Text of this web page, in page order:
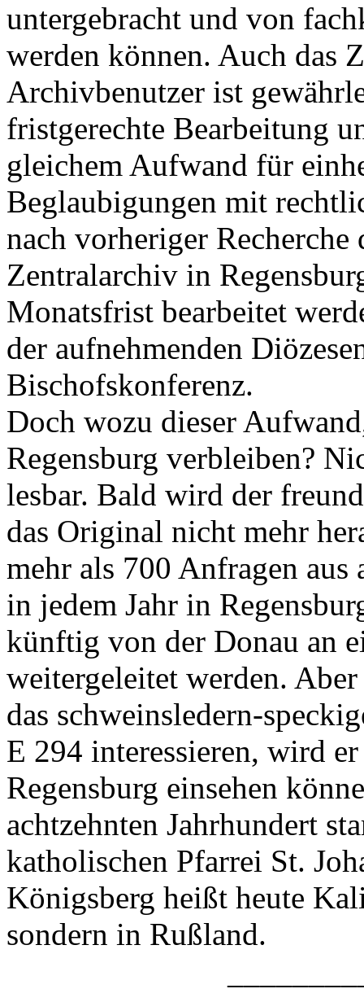
untergebracht und von
werden können. Auch das
Archivbenutzer ist
fristgerechte Bearbeitung
gleichem Aufwand für
Beglaubigungen mit
nach vorheriger
Zentralarchiv in
Monatsfrist bearbeitet
der aufnehmenden
Bischofskonferenz.
Doch wozu dieser
Regensburg verbleiben?
lesbar. Bald wird der
das Original nicht mehr
mehr als 700 Anfragen
in jedem Jahr in
künftig von der Donau an
weitergeleitet werden.
das schweinsledern-
E 294 interessieren, wird
Regensburg einsehen
achtzehnten Jahrhundert
katholischen Pfarrei St.
Königsberg heißt heute
sondern in Rußland.